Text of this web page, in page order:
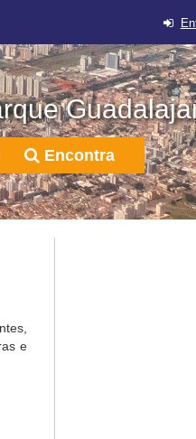
Encontra
e